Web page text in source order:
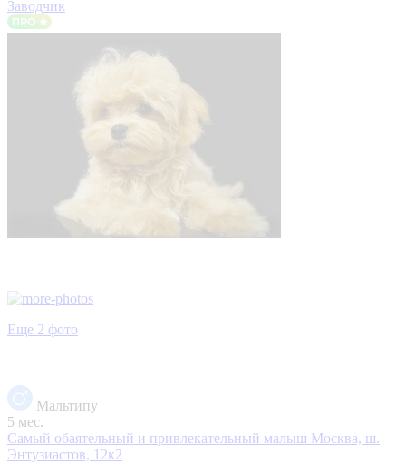
Заводчик
Еще 2 фото
Мальтипу
5 мес.
Самый обаятельный и привлекательный малыш Москва, ш.
Энтузиастов, 12к2